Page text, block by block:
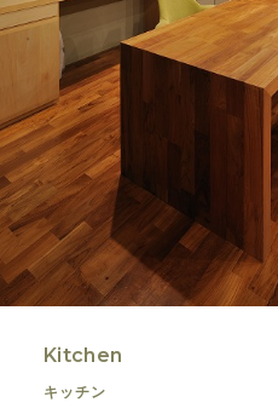
Kitchen
キッチン